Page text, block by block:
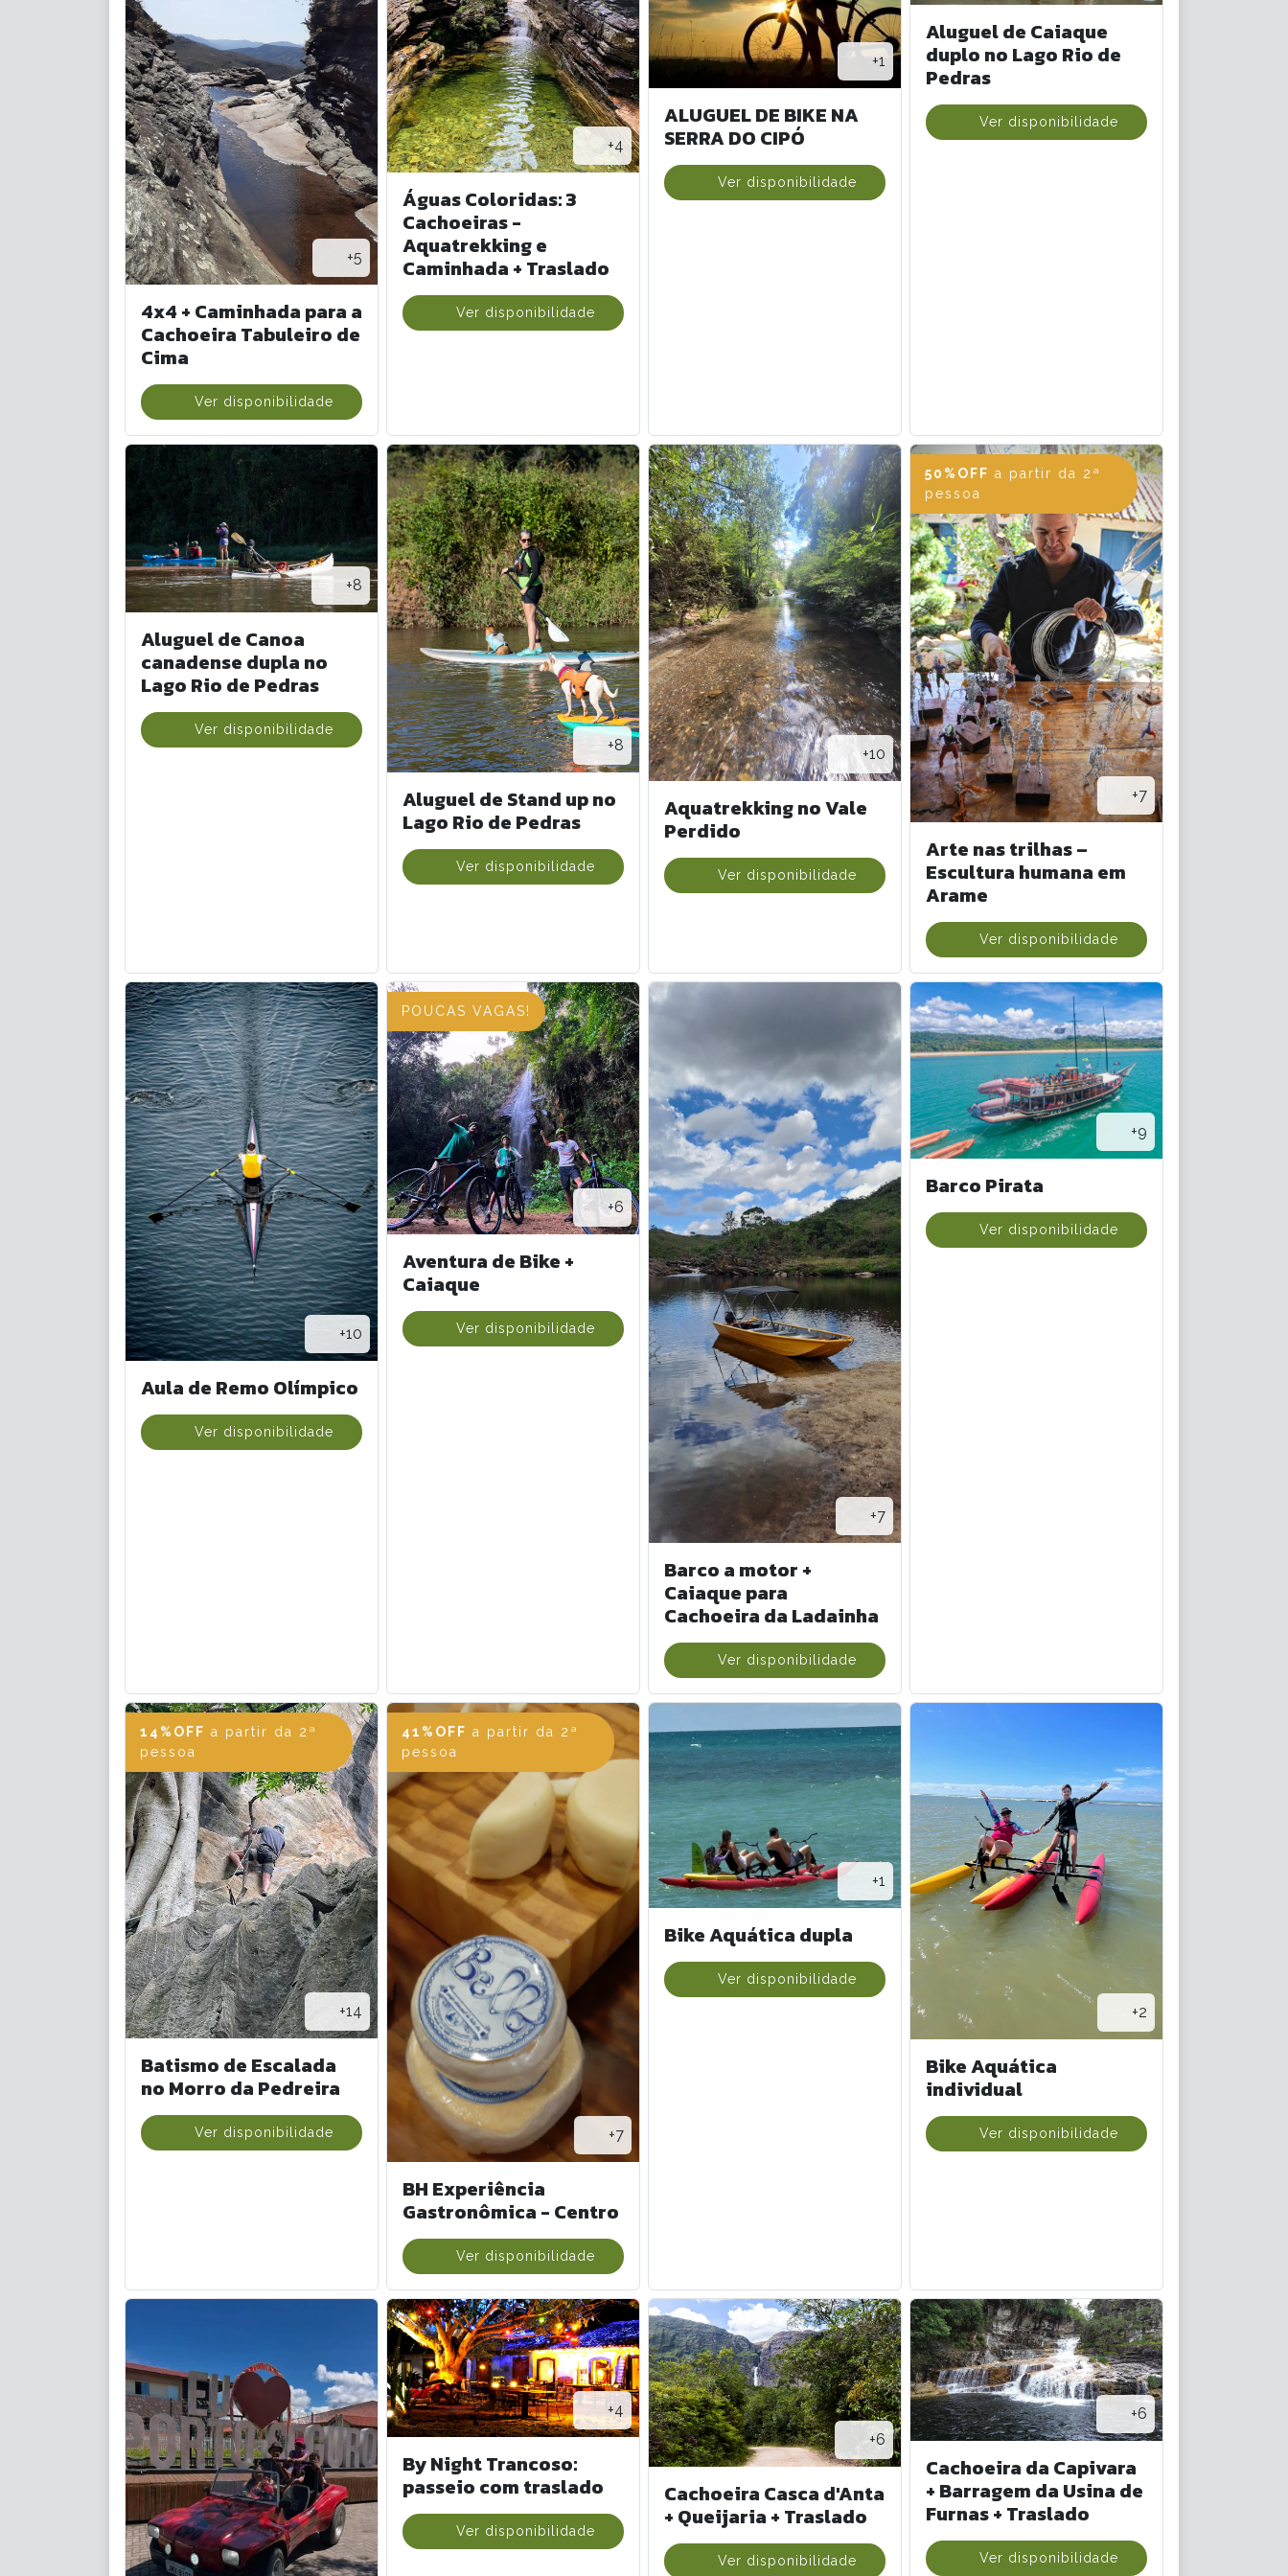
+5
4x4 + Caminhada para a
Cachoeira Tabuleiro de
Cima
Ver disponibilidade
+4
Águas Coloridas: 3
Cachoeiras -
Aquatrekking e
Caminhada + Traslado
Ver disponibilidade
+1
ALUGUEL DE BIKE NA
SERRA DO CIPÓ
Ver disponibilidade
Aluguel de Caiaque
duplo no Lago Rio de
Pedras
Ver disponibilidade
+8
Aluguel de Canoa
canadense dupla no
Lago Rio de Pedras
Ver disponibilidade
+8
Aluguel de Stand up no
Lago Rio de Pedras
Ver disponibilidade
+10
Aquatrekking no Vale
Perdido
Ver disponibilidade
50%OFF a partir da 2ª
pessoa
+7
Arte nas trilhas –
Escultura humana em
Arame
Ver disponibilidade
+10
Aula de Remo Olímpico
Ver disponibilidade
POUCAS VAGAS!
+6
Aventura de Bike +
Caiaque
Ver disponibilidade
+7
Barco a motor +
Caiaque para
Cachoeira da Ladainha
Ver disponibilidade
+9
Barco Pirata
Ver disponibilidade
14%OFF a partir da 2ª
pessoa
+14
Batismo de Escalada
no Morro da Pedreira
Ver disponibilidade
41%OFF a partir da 2ª
pessoa
+7
BH Experiência
Gastronômica - Centro
Ver disponibilidade
+1
Bike Aquática dupla
Ver disponibilidade
+2
Bike Aquática
individual
Ver disponibilidade
+4
By Night Trancoso:
passeio com traslado
Ver disponibilidade
+6
Cachoeira Casca d'Anta
+ Queijaria + Traslado
Ver disponibilidade
+6
Cachoeira da Capivara
+ Barragem da Usina de
Furnas + Traslado
Ver disponibilidade